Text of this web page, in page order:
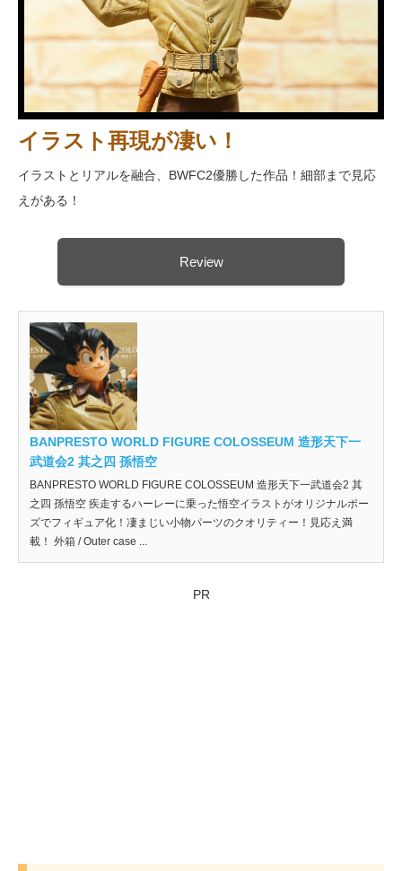
イラスト再現が凄い！
イラストとリアルを融合、BWFC2優勝した作品！細部まで見応
えがある！
Review
BANPRESTO WORLD FIGURE COLOSSEUM 造形天下一
武道会2 其之四 孫悟空
BANPRESTO WORLD FIGURE COLOSSEUM 造形天下一武道会2 其
之四 孫悟空 疾走するハーレーに乗った悟空イラストがオリジナルポー
ズでフィギュア化！凄まじい小物パーツのクオリティー！見応え満
載！ 外箱 / Outer case ...
PR